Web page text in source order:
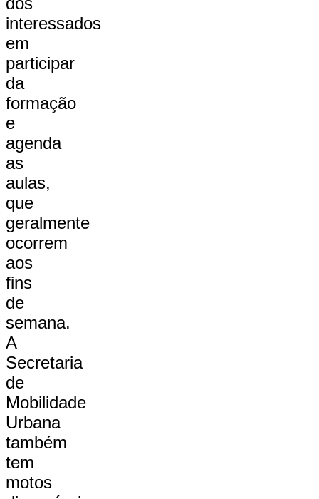
interessados
em
participar
da
formação
e
agenda
as
aulas,
que
geralmente
ocorrem
aos
fins
de
semana.
A
Secretaria
de
Mobilidade
Urbana
também
tem
motos